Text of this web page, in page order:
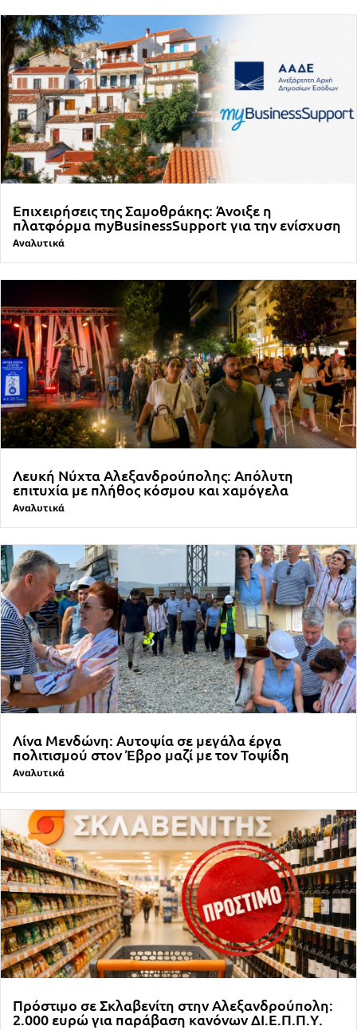
Επιχειρήσεις της Σαμοθράκης: Άνοιξε η
πλατφόρμα myBusinessSupport για την ενίσχυση
Αναλυτικά
Λευκή Νύχτα Αλεξανδρούπολης: Απόλυτη
επιτυχία με πλήθος κόσμου και χαμόγελα
Αναλυτικά
Λίνα Μενδώνη: Αυτοψία σε μεγάλα έργα
πολιτισμού στον Έβρο μαζί με τον Τοψίδη
Αναλυτικά
Πρόστιμο σε Σκλαβενίτη στην Αλεξανδρούπολη:
2.000 ευρώ για παράβαση κανόνων ΔΙ.Ε.Π.Π.Υ.